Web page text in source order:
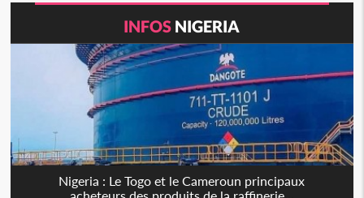
INFOS NIGERIA
Nigeria : Le Togo et le Cameroun principaux